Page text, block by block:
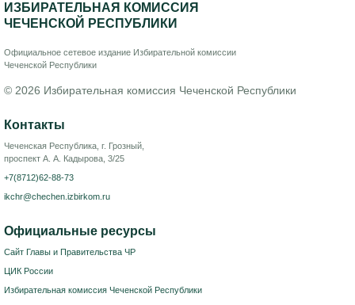
ИЗБИРАТЕЛЬНАЯ КОМИССИЯ
ЧЕЧЕНСКОЙ РЕСПУБЛИКИ
Официальное сетевое издание Избирательной комиссии
Чеченской Республики
© 2026 Избирательная комиссия Чеченской Республики
Контакты
Чеченская Республика, г. Грозный,
проспект А. А. Кадырова, 3/25
+7(8712)62-88-73
ikchr@chechen.izbirkom.ru
Официальные ресурсы
Сайт Главы и Правительства ЧР
ЦИК России
Избирательная комиссия Чеченской Республики